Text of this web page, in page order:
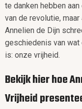
te danken hebben
van de revolutie,
Annelien de Dijn
geschiedenis van
is: onze vrijheid.
Bekijk hier hoe
Vrijheid